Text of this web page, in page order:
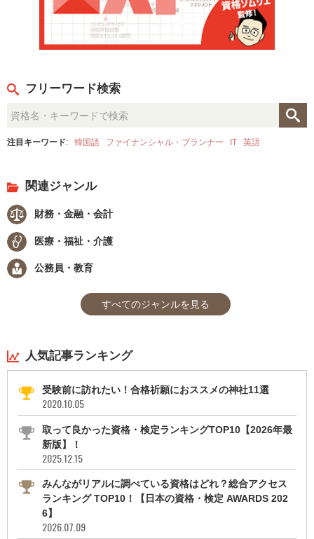
フリーワード検索
注目キーワード: 韓国語 ファイナンシャル・プランナー IT 英語
関連ジャンル
財務・金融・会計
医療・福祉・介護
公務員・教育
すべてのジャンルを見る
人気記事ランキング
受験前に訪れたい！合格祈願におススメの神社11選
2020.10.05
取って良かった資格・検定ランキングTOP10【2026年最
新版】！
2025.12.15
みんながリアルに調べている資格はどれ？総合アクセス
ランキング TOP10！【日本の資格・検定 AWARDS 202
6】
2026.07.09